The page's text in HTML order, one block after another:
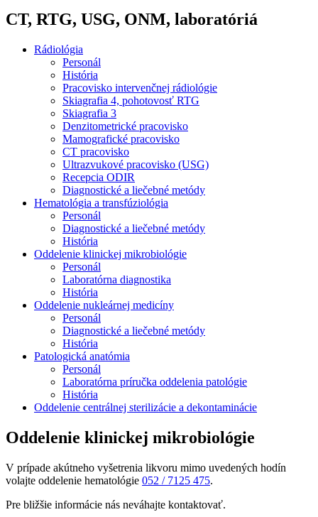
CT, RTG, USG, ONM, laboratóriá
Rádiológia
Personál
História
Pracovisko intervenčnej rádiológie
Skiagrafia 4, pohotovosť RTG
Skiagrafia 3
Denzitometrické pracovisko
Mamografické pracovisko
CT pracovisko
Ultrazvukové pracovisko (USG)
Recepcia ODIR
Diagnostické a liečebné metódy
Hematológia a transfúziológia
Personál
Diagnostické a liečebné metódy
História
Oddelenie klinickej mikrobiológie
Personál
Laboratórna diagnostika
História
Oddelenie nukleárnej medicíny
Personál
Diagnostické a liečebné metódy
História
Patologická anatómia
Personál
Laboratórna príručka oddelenia patológie
História
Oddelenie centrálnej sterilizácie a dekontaminácie
Oddelenie klinickej mikrobiológie
V prípade akútneho vyšetrenia likvoru mimo uvedených hodín
volajte oddelenie hematológie 052 / 7125 475.
Pre bližšie informácie nás neváhajte kontaktovať.